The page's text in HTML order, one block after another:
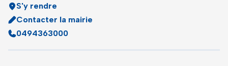
S'y rendre
Contacter la mairie
0494363000